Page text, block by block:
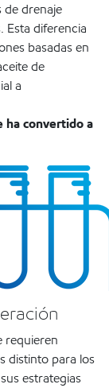
de drenaje
Esta diferencia
basadas en
de
a
ha convertido a
requieren
distinto para los
estrategias